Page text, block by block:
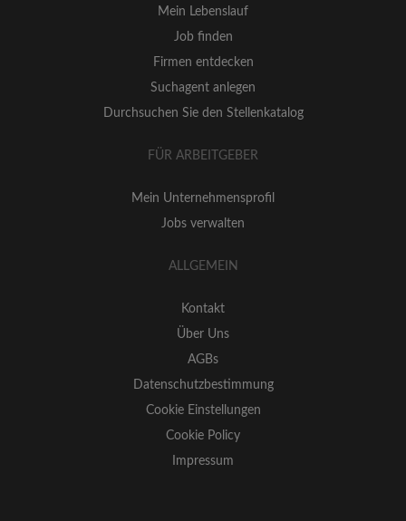
Mein Lebenslauf
Job finden
Firmen entdecken
Suchagent anlegen
Durchsuchen Sie den Stellenkatalog
FÜR ARBEITGEBER
Mein Unternehmensprofil
Jobs verwalten
ALLGEMEIN
Kontakt
Über Uns
AGBs
Datenschutzbestimmung
Cookie Einstellungen
Cookie Policy
Impressum